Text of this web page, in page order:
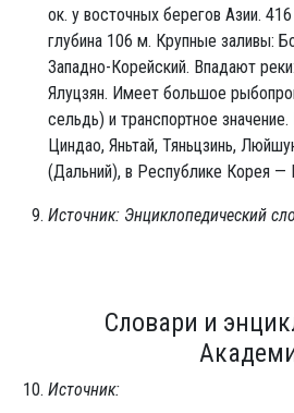
ок. у восточных берегов Азии.
глубина 106 м. Крупные заливы:
Западно-Корейский. Впадают
Ялуцзян. Имеет большое
сельдь) и транспортное
Циндао, Яньтай, Тяньцзинь,
(Дальний), в Республике Корея —
Источник: Энциклопедический
Словари и
Источник: